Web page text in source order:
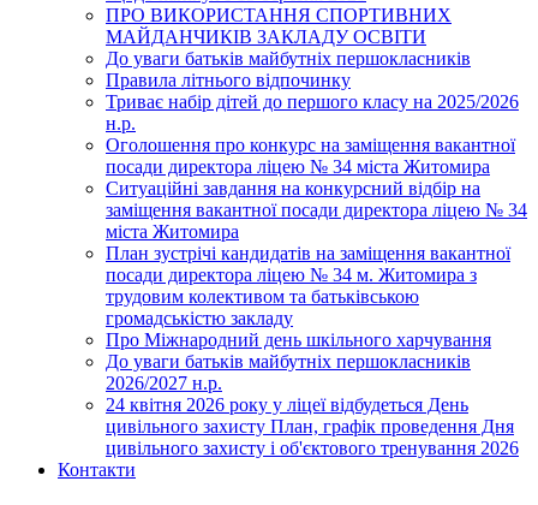
ПРО ВИКОРИСТАННЯ СПОРТИВНИХ
МАЙДАНЧИКІВ ЗАКЛАДУ ОСВІТИ
До уваги батьків майбутніх першокласників
Правила літнього відпочинку
Триває набір дітей до першого класу на 2025/2026
н.р.
Оголошення про конкурс на заміщення вакантної
посади директора ліцею № 34 міста Житомира
Ситуаційні завдання на конкурсний відбір на
заміщення вакантної посади директора ліцею № 34
міста Житомира
План зустрічі кандидатів на заміщення вакантної
посади директора ліцею № 34 м. Житомира з
трудовим колективом та батьківською
громадськістю закладу
Про Міжнародний день шкільного харчування
До уваги батьків майбутніх першокласників
2026/2027 н.р.
24 квітня 2026 року у ліцеї відбудеться День
цивільного захисту План, графік проведення Дня
цивільного захисту і об'єктового тренування 2026
Контакти